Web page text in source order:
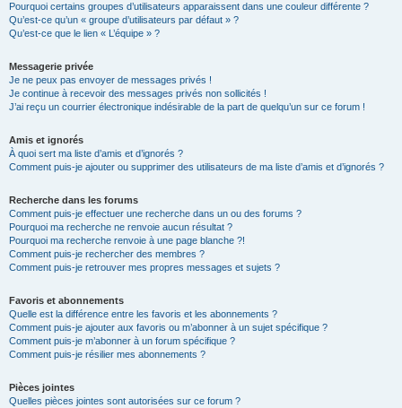
Pourquoi certains groupes d’utilisateurs apparaissent dans une couleur différente ?
Qu’est-ce qu’un « groupe d’utilisateurs par défaut » ?
Qu’est-ce que le lien « L’équipe » ?
Messagerie privée
Je ne peux pas envoyer de messages privés !
Je continue à recevoir des messages privés non sollicités !
J’ai reçu un courrier électronique indésirable de la part de quelqu’un sur ce forum !
Amis et ignorés
À quoi sert ma liste d’amis et d’ignorés ?
Comment puis-je ajouter ou supprimer des utilisateurs de ma liste d’amis et d’ignorés ?
Recherche dans les forums
Comment puis-je effectuer une recherche dans un ou des forums ?
Pourquoi ma recherche ne renvoie aucun résultat ?
Pourquoi ma recherche renvoie à une page blanche ?!
Comment puis-je rechercher des membres ?
Comment puis-je retrouver mes propres messages et sujets ?
Favoris et abonnements
Quelle est la différence entre les favoris et les abonnements ?
Comment puis-je ajouter aux favoris ou m’abonner à un sujet spécifique ?
Comment puis-je m’abonner à un forum spécifique ?
Comment puis-je résilier mes abonnements ?
Pièces jointes
Quelles pièces jointes sont autorisées sur ce forum ?